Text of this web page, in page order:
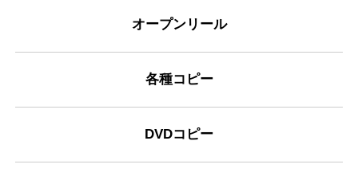
オープンリール
各種コピー
DVDコピー